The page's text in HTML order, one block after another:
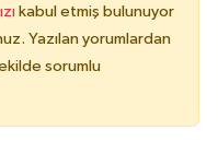
kabul etmiş bulunuyor
Yazılan yorumlardan
sorumlu